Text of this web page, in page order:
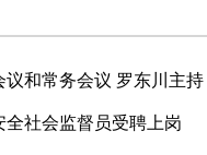
议和常务会议 罗东川主持
全社会监督员受聘上岗